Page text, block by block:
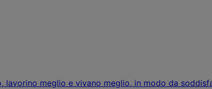
lavorino meglio e vivano meglio, in modo da